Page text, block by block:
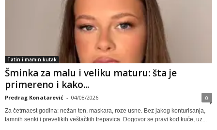
Tatin i mamin kutak
Šminka za malu i veliku maturu: šta je
primereno i kako...
Predrag Konatarević - 04/08/2026 0
Za četrnaest godina: nežan ten, maskara, roze usne. Bez jakog konturisanja,
tamnih senki i prevelikih veštačkih trepavica. Dogovor se pravi kod kuće, uz...